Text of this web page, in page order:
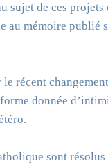
sujet de ces
mémoire publié
récent
donnée
sont